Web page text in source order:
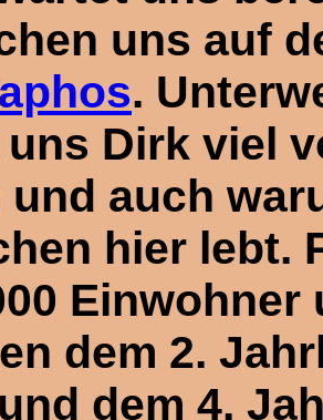
uns auf
.
Dirk viel
und auch
hier lebt.
Einwohner
dem 2.
dem 4.